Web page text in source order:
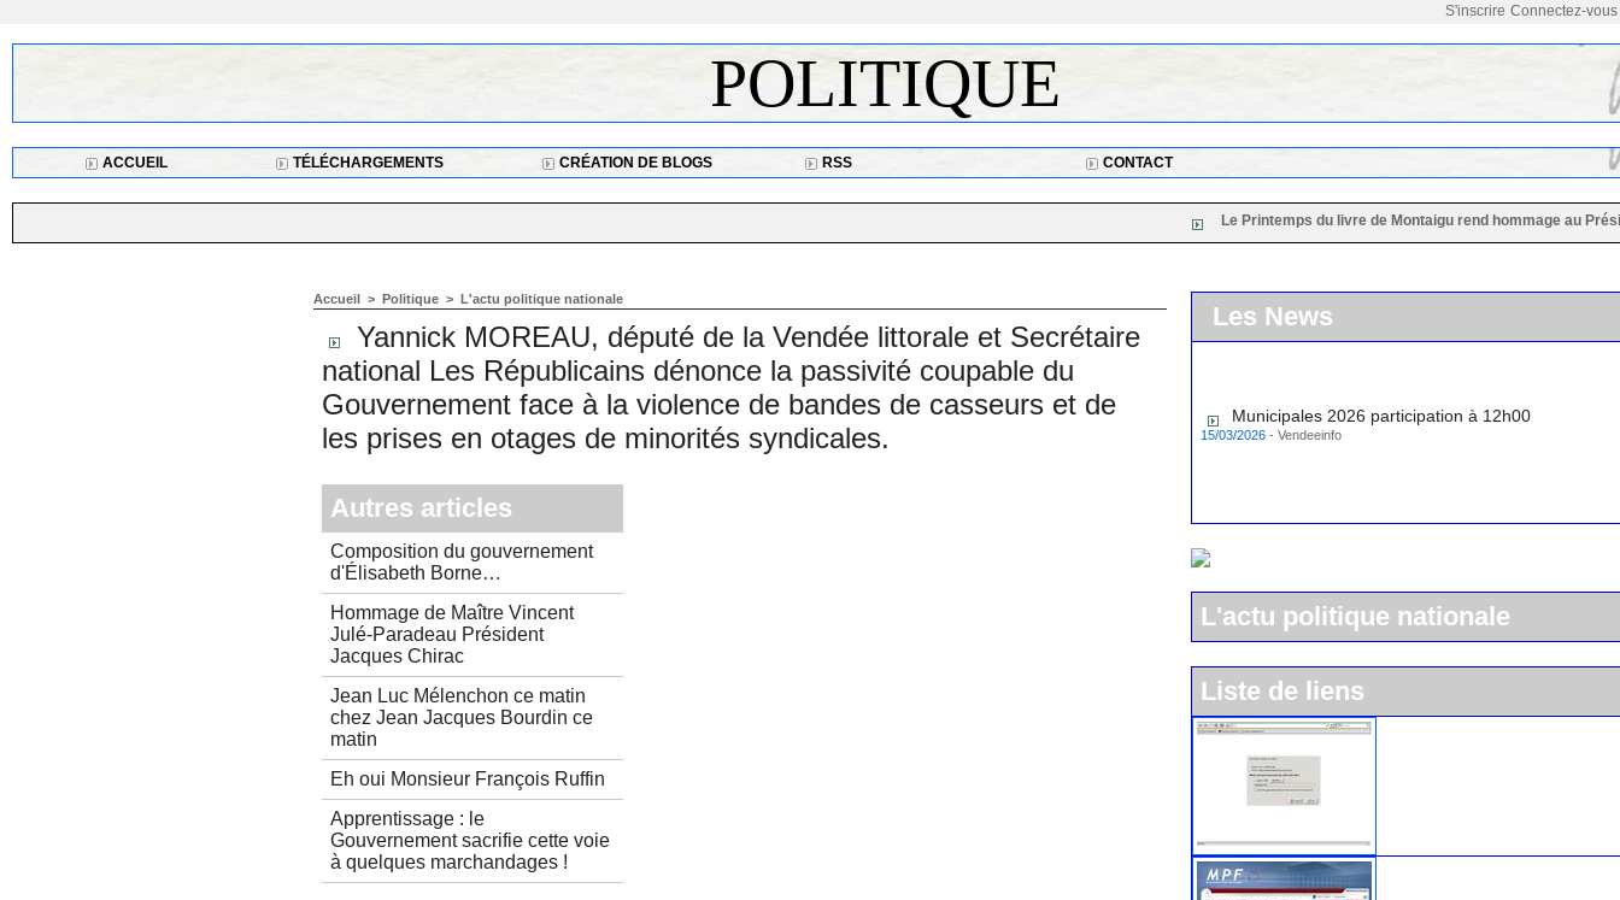
Connectez-vous
S'inscrire
POLITIQUE
ACCUEIL TÉLÉCHARGEMENTS CRÉATION DE BLOGS RSS CONTACT
Le Printemps du livre de Montaigu rend hommage au Président
Accueil > Politique > L'actu politique nationale
Yannick MOREAU, député de la Vendée littorale et Secrétaire
national Les Républicains dénonce la passivité coupable du
Gouvernement face à la violence de bandes de casseurs et de
les prises en otages de minorités syndicales.
Autres articles
Composition du gouvernement
d'Élisabeth Borne…
Hommage de Maître Vincent
Julé-Paradeau Président
Jacques Chirac
Jean Luc Mélenchon ce matin
chez Jean Jacques Bourdin ce
matin
Eh oui Monsieur François Ruffin
Apprentissage : le
Gouvernement sacrifie cette voie
à quelques marchandages !
Les News
15/03/2026 -Vendeeinfo
L'actu politique nationale
Liste de liens